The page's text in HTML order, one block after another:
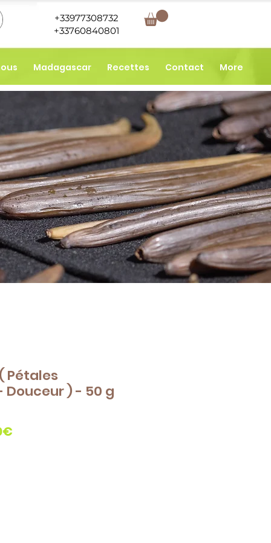
+33977308732
+33760840801
Madagascar Recettes Contact More
Pétales
) - 50 g